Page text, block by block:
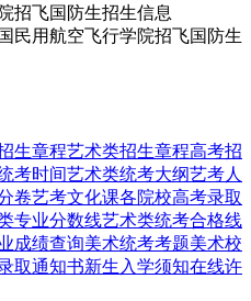
民用航空飞行学院招飞国防生
生章程艺术类招生章程高考招
考时间艺术类统考大纲艺考人
卷艺考文化课各院校高考录取
专业分数线艺术类统考合格线
成绩查询美术统考考题美术校
取通知书新生入学须知在线许